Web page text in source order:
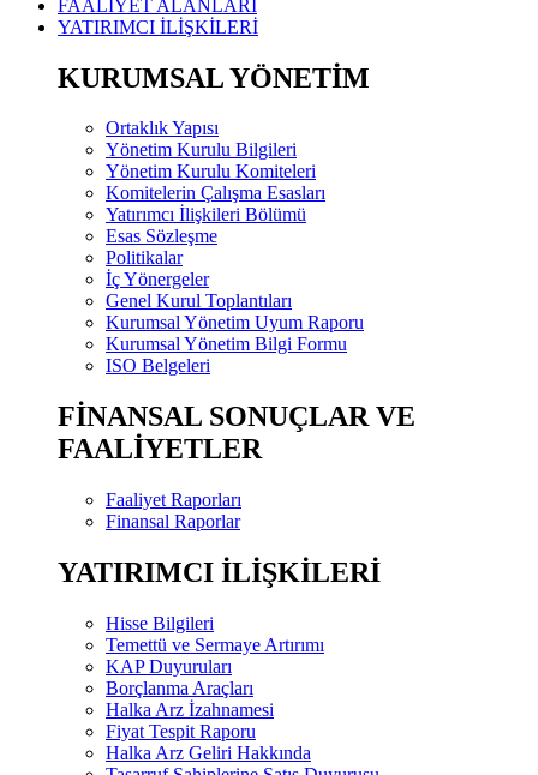
FAALİYET ALANLARI
YATIRIMCI İLİŞKİLERİ
KURUMSAL YÖNETİM
Ortaklık Yapısı
Yönetim Kurulu Bilgileri
Yönetim Kurulu Komiteleri
Komitelerin Çalışma Esasları
Yatırımcı İlişkileri Bölümü
Esas Sözleşme
Politikalar
İç Yönergeler
Genel Kurul Toplantıları
Kurumsal Yönetim Uyum Raporu
Kurumsal Yönetim Bilgi Formu
ISO Belgeleri
FİNANSAL SONUÇLAR VE
FAALİYETLER
Faaliyet Raporları
Finansal Raporlar
YATIRIMCI İLİŞKİLERİ
Hisse Bilgileri
Temettü ve Sermaye Artırımı
KAP Duyuruları
Borçlanma Araçları
Halka Arz İzahnamesi
Fiyat Tespit Raporu
Halka Arz Geliri Hakkında